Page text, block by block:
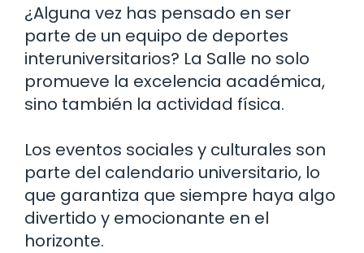
¿Alguna vez has pensado en ser
parte de un equipo de deportes
interuniversitarios? La Salle no solo
promueve la excelencia académica,
sino también la actividad física.
Los eventos sociales y culturales son
parte del calendario universitario, lo
que garantiza que siempre haya algo
divertido y emocionante en el
horizonte.